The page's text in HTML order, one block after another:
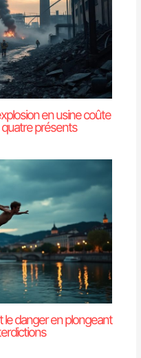
en usine coûte
quatre présents
le danger en plongeant